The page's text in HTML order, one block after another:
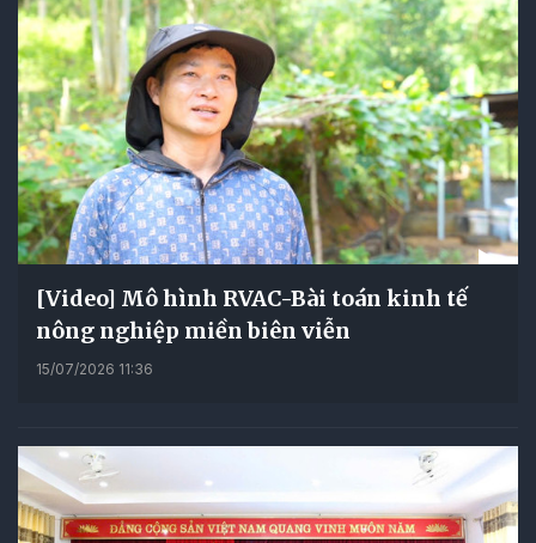
[Video] Mô hình RVAC-Bài toán kinh tế
nông nghiệp miền biên viễn
15/07/2026 11:36